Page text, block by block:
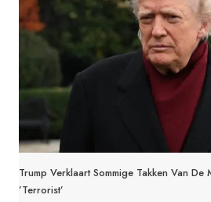
Trump Verklaart Sommige Takken Van
’terrorist’